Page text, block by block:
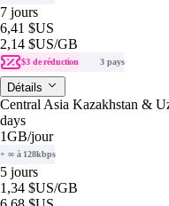
7 jours
6,41 $US
2,14 $US/GB
$3 de réduction 3 pays
Détails
Central Asia Kazakhstan &
days
1GB/jour
+ ∞ à 128kbps
5 jours
1,34 $US/GB